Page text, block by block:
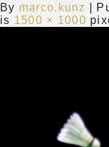
Bymarco.kunz |
is1500 × 1000